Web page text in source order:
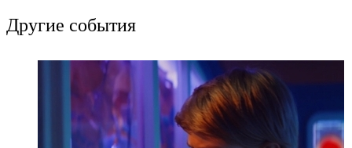
Другие события